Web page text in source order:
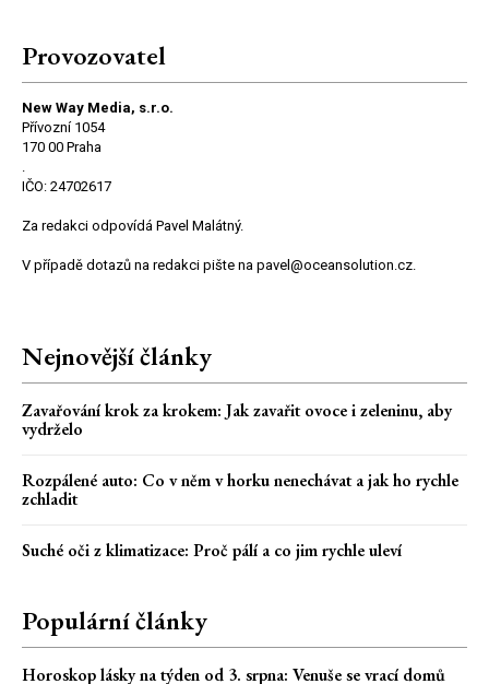
Provozovatel
New Way Media, s.r.o.
Přívozní 1054
170 00 Praha
.
IČO: 24702617
Za redakci odpovídá Pavel Malátný.
V případě dotazů na redakci pište na pavel@oceansolution.cz.
Nejnovější články
Zavařování krok za krokem: Jak zavařit ovoce i zeleninu, aby
vydrželo
Rozpálené auto: Co v něm v horku nenechávat a jak ho rychle
zchladit
Suché oči z klimatizace: Proč pálí a co jim rychle uleví
Populární články
Horoskop lásky na týden od 3. srpna: Venuše se vrací domů